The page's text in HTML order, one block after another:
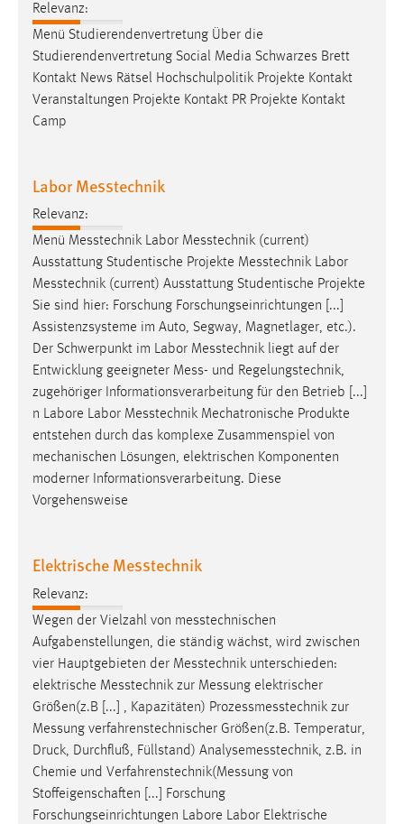
Relevanz:
Menü Studierendenvertretung Über die
Studierendenvertretung Social Media Schwarzes Brett
Kontakt News Rätsel Hochschulpolitik Projekte Kontakt
Veranstaltungen Projekte Kontakt PR Projekte Kontakt
Camp
Labor Messtechnik
Relevanz:
Menü Messtechnik Labor Messtechnik (current)
Ausstattung Studentische Projekte Messtechnik Labor
Messtechnik (current) Ausstattung Studentische Projekte
Sie sind hier: Forschung Forschungseinrichtungen [...]
Assistenzsysteme im Auto, Segway, Magnetlager, etc.).
Der Schwerpunkt im Labor Messtechnik liegt auf der
Entwicklung geeigneter Mess- und Regelungstechnik,
zugehöriger Informationsverarbeitung für den Betrieb [...]
n Labore Labor Messtechnik Mechatronische Produkte
entstehen durch das komplexe Zusammenspiel von
mechanischen Lösungen, elektrischen Komponenten
moderner Informationsverarbeitung. Diese
Vorgehensweise
Elektrische Messtechnik
Relevanz:
Wegen der Vielzahl von messtechnischen
Aufgabenstellungen, die ständig wächst, wird zwischen
vier Hauptgebieten der Messtechnik unterschieden:
elektrische Messtechnik zur Messung elektrischer
Größen(z.B [...] , Kapazitäten) Prozessmesstechnik zur
Messung verfahrenstechnischer Größen(z.B. Temperatur,
Druck, Durchfluß, Füllstand) Analysemesstechnik, z.B. in
Chemie und Verfahrenstechnik(Messung von
Stoffeigenschaften [...] Forschung
Forschungseinrichtungen Labore Labor Elektrische